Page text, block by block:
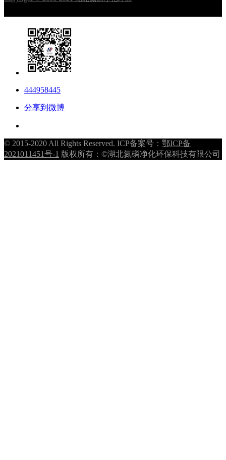
444958445
分享到微博
© 2015-2020 All Rights Reserved. ICP备案号： 鄂ICP备
2021011451号-1 版权所有：©湖北氮磷净化环保科技有限公司